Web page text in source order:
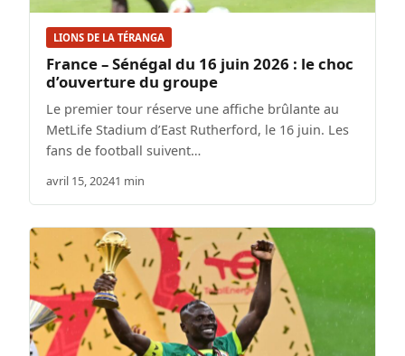
LIONS DE LA TÉRANGA
France – Sénégal du 16 juin 2026 : le choc
d’ouverture du groupe
Le premier tour réserve une affiche brûlante au
MetLife Stadium d’East Rutherford, le 16 juin. Les
fans de football suivent…
avril 15, 20241 min